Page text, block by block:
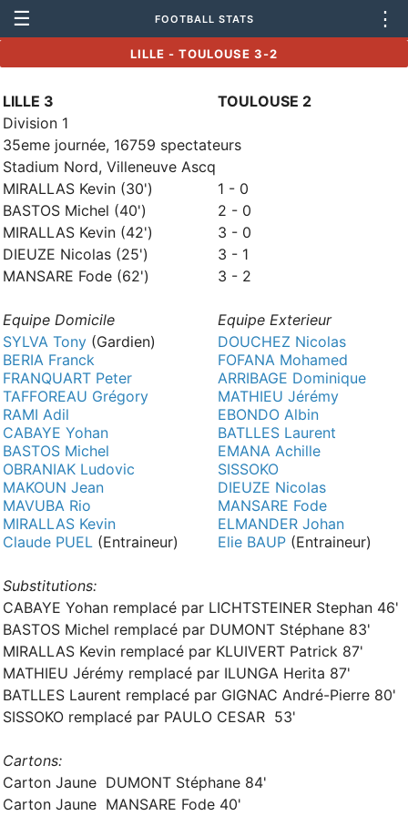
☰ FOOTBALL STATS ⋮
LILLE - TOULOUSE 3-2
LILLE 3
TOULOUSE 2
Division 1
35eme journée, 16759 spectateurs
Stadium Nord, Villeneuve Ascq
MIRALLAS Kevin (30')
1 - 0
BASTOS Michel (40')
2 - 0
MIRALLAS Kevin (42')
3 - 0
DIEUZE Nicolas (25')
3 - 1
MANSARE Fode (62')
3 - 2
Equipe Domicile
Equipe Exterieur
SYLVA Tony (Gardien)
BERIA Franck
FRANQUART Peter
TAFFOREAU Grégory
RAMI Adil
CABAYE Yohan
BASTOS Michel
OBRANIAK Ludovic
MAKOUN Jean
MAVUBA Rio
MIRALLAS Kevin
Claude PUEL (Entraineur)
DOUCHEZ Nicolas
FOFANA Mohamed
ARRIBAGE Dominique
MATHIEU Jérémy
EBONDO Albin
BATLLES Laurent
EMANA Achille
SISSOKO
DIEUZE Nicolas
MANSARE Fode
ELMANDER Johan
Elie BAUP (Entraineur)
Substitutions:
CABAYE Yohan remplacé par LICHTSTEINER Stephan 46'
BASTOS Michel remplacé par DUMONT Stéphane 83'
MIRALLAS Kevin remplacé par KLUIVERT Patrick 87'
MATHIEU Jérémy remplacé par ILUNGA Herita 87'
BATLLES Laurent remplacé par GIGNAC André-Pierre 80'
SISSOKO remplacé par PAULO CESAR 53'
Cartons:
Carton Jaune DUMONT Stéphane 84'
Carton Jaune MANSARE Fode 40'